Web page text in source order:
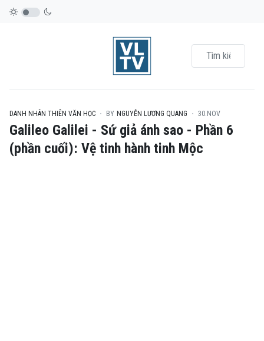
DANH NHÂN THIÊN VĂN HỌC BY NGUYỄN LƯƠNG QUANG 30.NOV
Galileo Galilei - Sứ giả ánh sao - Phần 6
(phần cuối): Vệ tinh hành tinh Mộc